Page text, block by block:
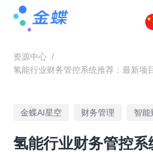
资源中心 /
氢能行业财务管控系统推荐：最新项
金蝶AI星空 财务管理 智能
氢能行业财务管控